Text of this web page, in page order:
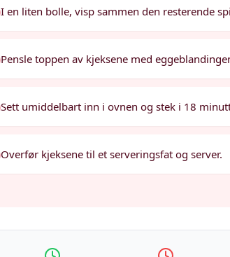
I en liten bolle, visp sammen den resterende
Pensle toppen av kjeksene med
Sett umiddelbart inn i ovnen og stek i 18
Overfør kjeksene til et serveringsfat og server.